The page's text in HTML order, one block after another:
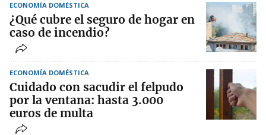
ECONOMÍA DOMÉSTICA
¿Qué cubre el seguro de hogar en
caso de incendio?
ECONOMÍA DOMÉSTICA
Cuidado con sacudir el felpudo
por la ventana: hasta 3.000
euros de multa